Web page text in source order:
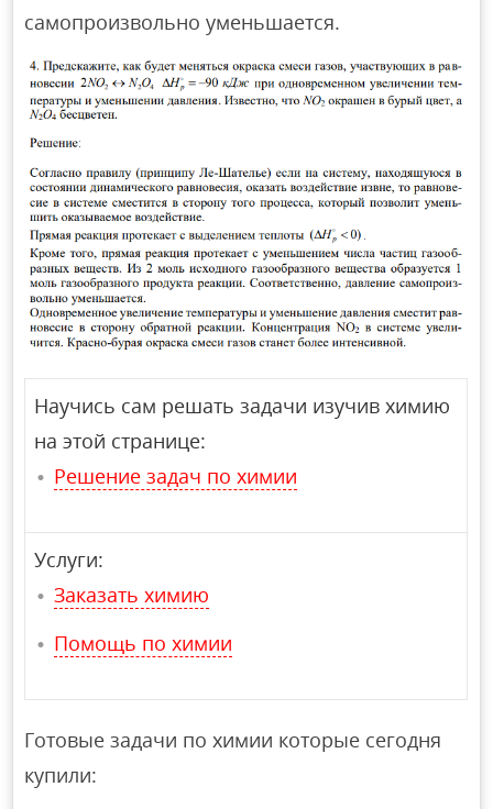
самопроизвольно уменьшается.
Научись сам решать задачи изучив химию
на этой странице:
Решение задач по химии
Услуги:
Заказать химию
Помощь по химии
Готовые задачи по химии которые сегодня
купили: